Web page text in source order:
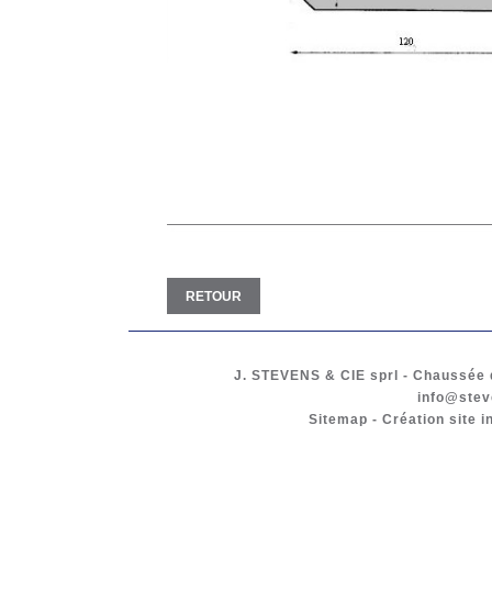
RETOUR
J. STEVENS & CIE sprl - Chaussée
Sitemap - Création site